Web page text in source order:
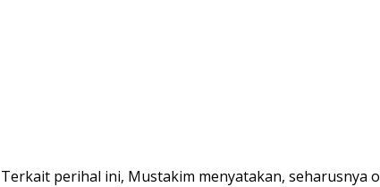
Terkait perihal ini, Mustakim menyatakan, seharusnya